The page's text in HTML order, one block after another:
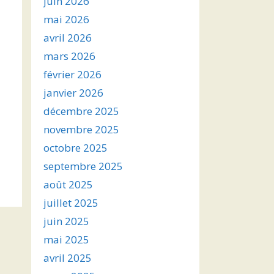
mai 2026
avril 2026
mars 2026
février 2026
janvier 2026
décembre 2025
novembre 2025
octobre 2025
septembre 2025
août 2025
juillet 2025
juin 2025
mai 2025
avril 2025